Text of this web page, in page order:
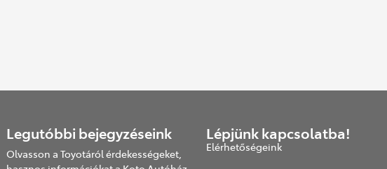
Legutóbbi bejegyzéseink
Olvasson a Toyotáról érdekességeket,
Lépjünk kapcsolatba!
Elérhetőségeink